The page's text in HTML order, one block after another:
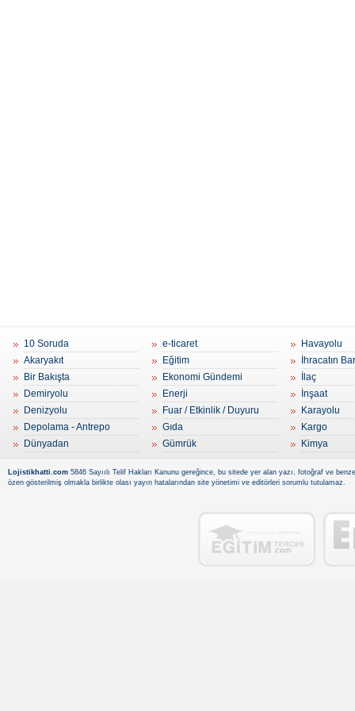
10 Soruda
Akaryakıt
Bir Bakışta
Demiryolu
Denizyolu
Depolama - Antrepo
Dünyadan
e-ticaret
Eğitim
Ekonomi Gündemi
Enerji
Fuar / Etkinlik / Duyuru
Gıda
Gümrük
Havayolu
İhracatın
İlaç
İnşaat
Karayolu
Kargo
Kimya
Lojistikhatti.com 5846 Sayıılı Telif Hakları Kanunu gereğince, bu sitede yer alan yazı, fotoğraf ve
özen gösterilmiş olmakla birlikte olası yayın hatalarından site yönetimi ve editörleri sorumlu tutulamaz.